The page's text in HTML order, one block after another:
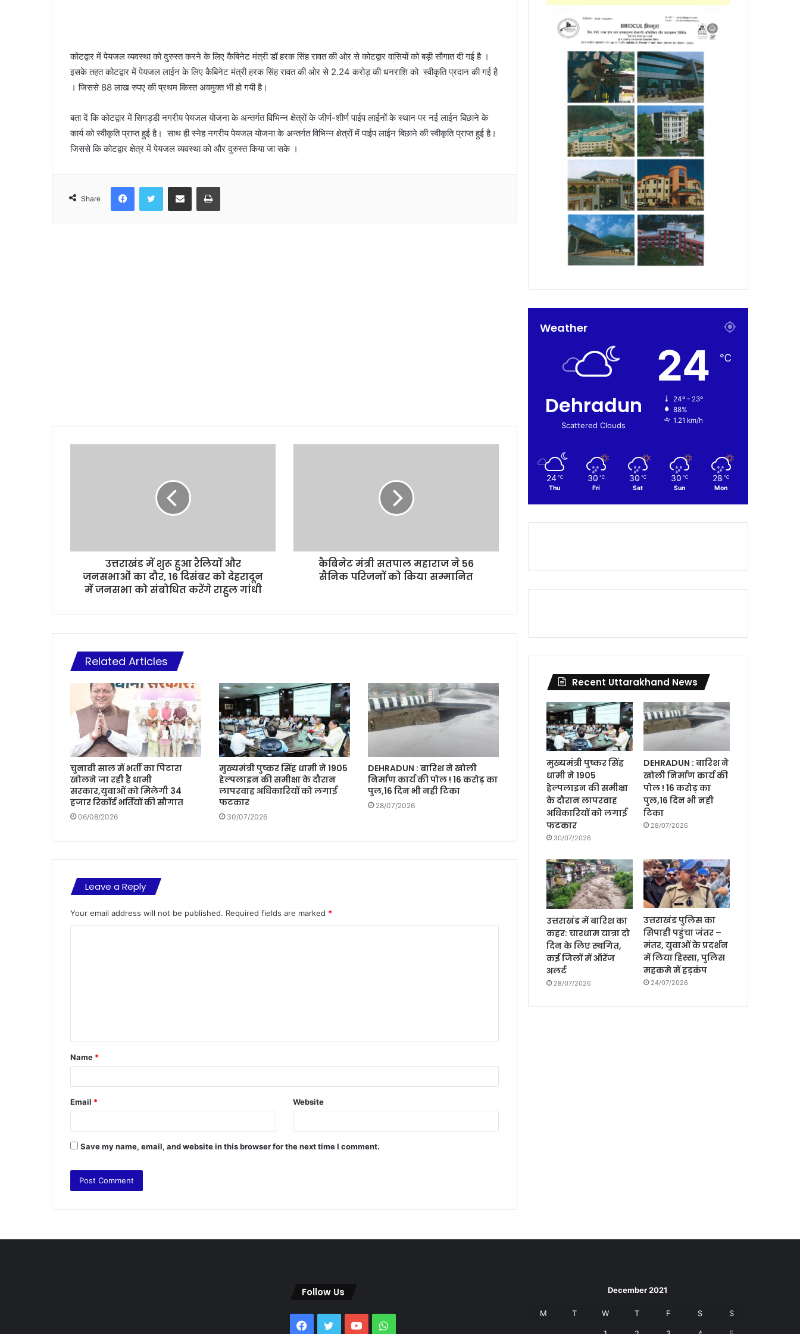
कोटद्वार में पेयजल व्यवस्था को दुरुस्त करने के लिए कैबिनेट मंत्री डॉ हरक सिंह रावत की ओर से कोटद्वार वासियों को बड़ी सौगात दी गई है ।
इसके तहत कोटद्वार में पेयजल लाईन के लिए कैबिनेट मंत्री हरक सिंह रावत की ओर से 2.24 करोड़ की धनराशि को स्वीकृति प्रदान की गई है
। जिससे 88 लाख रुपए की प्रथम किस्त अवमुक्त भी हो गयी है।
बता दें कि कोटद्वार में सिगड्डी नगरीय पेयजल योजना के अन्तर्गत विभिन्न क्षेत्रों के जीर्ण-शीर्ण पाईप लाईनों के स्थान पर नई लाईन बिछाने के
कार्य को स्वीकृति प्राप्त हुई है। साथ ही स्नेह नगरीय पेयजल योजना के अन्तर्गत विभिन्न क्षेत्रों में पाईप लाईन बिछाने की स्वीकृति प्राप्त हुई है।
जिससे कि कोटद्वार क्षेत्र में पेयजल व्यवस्था को और दुरुस्त किया जा सके ।
Share
उत्तराखंड में शुरू हुआ रैलियों और
जनसभाओं का दौर, 16 दिसंबर को देहरादून
में जनसभा को संबोधित करेंगे राहुल गांधी
कैबिनेट मंत्री सतपाल महाराज ने 56
सैनिक परिजनों को किया सम्मानित
Related Articles
चुनावी साल में भर्ती का पिटारा
खोलने जा रही है धामी
सरकार,युवाओं को मिलेगी 34
हजार रिकॉर्ड भर्तियों की सौगात
06/08/2026
मुख्यमंत्री पुष्कर सिंह धामी ने 1905
हेल्पलाइन की समीक्षा के दौरान
लापरवाह अधिकारियों को लगाई
फटकार
30/07/2026
DEHRADUN : बारिश ने खोली
निर्माण कार्य की पोल ! 16 करोड़ का
पुल,16 दिन भी नही टिका
28/07/2026
Leave a Reply
Your email address will not be published. Required fields are marked *
t
*
Name *
Email * Website
Save my name, email, and website in this browser for the next time I comment.
Weather
Dehradun
Scattered Clouds
24 ℃
24º - 23º
88%
1.21 km/h
24 ℃
Thu
30 ℃
Fri
30 ℃
Sat
30 ℃
Sun
28 ℃
Mon
Recent Uttarakhand News
मुख्यमंत्री पुष्कर सिंह
धामी ने 1905
हेल्पलाइन की समीक्षा
के दौरान लापरवाह
अधिकारियों को लगाई
फटकार
30/07/2026
DEHRADUN : बारिश ने
खोली निर्माण कार्य की
पोल ! 16 करोड़ का
पुल,16 दिन भी नही
टिका
28/07/2026
उत्तराखंड में बारिश का
कहर: चारधाम यात्रा दो
दिन के लिए स्थगित,
कई जिलों में ऑरेंज
अलर्ट
28/07/2026
उत्तराखंड पुलिस का
सिपाही पहुंचा जंतर –
मंतर, युवाओं के प्रदर्शन
में लिया हिस्सा, पुलिस
महकमे में हड़कंप
24/07/2026
Follow Us
Facebook
TwitterYouTube
December 2021
M T W T F S S